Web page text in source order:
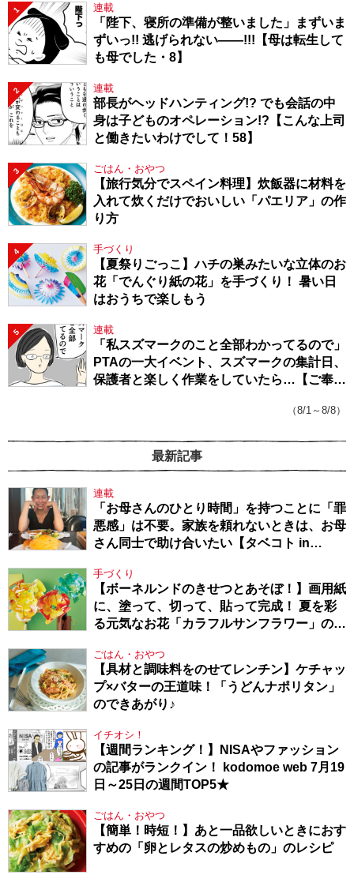
1 連載
「陛下、寝所の準備が整いました」まずいま
ずいっ!! 逃げられない――!!!【母は転生して
も母でした・8】
2 連載
部長がヘッドハンティング!? でも会話の中
身は子どものオペレーション!?【こんな上司
と働きたいわけでして！58】
3 ごはん・おやつ
【旅行気分でスペイン料理】炊飯器に材料を
入れて炊くだけでおいしい「パエリア」の作
り方
4 手づくり
【夏祭りごっこ】ハチの巣みたいな立体のお
花「でんぐり紙の花」を手づくり！ 暑い日
はおうちで楽しもう
5 連載
「私スズマークのこと全部わかってるので」
PTAの一大イベント、スズマークの集計日、
保護者と楽しく作業をしていたら…【ご奉仕
（8/1～8/8）
最新記事
連載
「お母さんのひとり時間」を持つことに「罪
悪感」は不要。家族を頼れないときは、お母
さん同士で助け合いたい【タベコト in
手づくり
【ボーネルンドのきせつとあそぼ！】画用紙
に、塗って、切って、貼って完成！ 夏を彩
る元気なお花「カラフルサンフラワー」の作
ごはん・おやつ
【具材と調味料をのせてレンチン】ケチャッ
プ×バターの王道味！「うどんナポリタン」
のできあがり♪
イチオシ！
【週間ランキング！】NISAやファッション
の記事がランクイン！ kodomoe web 7月19
日～25日の週間TOP5★
ごはん・おやつ
【簡単！時短！】あと一品欲しいときにおす
すめの「卵とレタスの炒めもの」のレシピ